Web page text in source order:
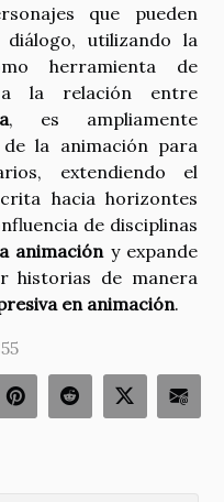
que pueden
utilizando la
herramienta de
la relación entre
, es ampliamente
la animación para
extendiendo el
hacia horizontes
de disciplinas
animación y expande
historias de manera
en animación.